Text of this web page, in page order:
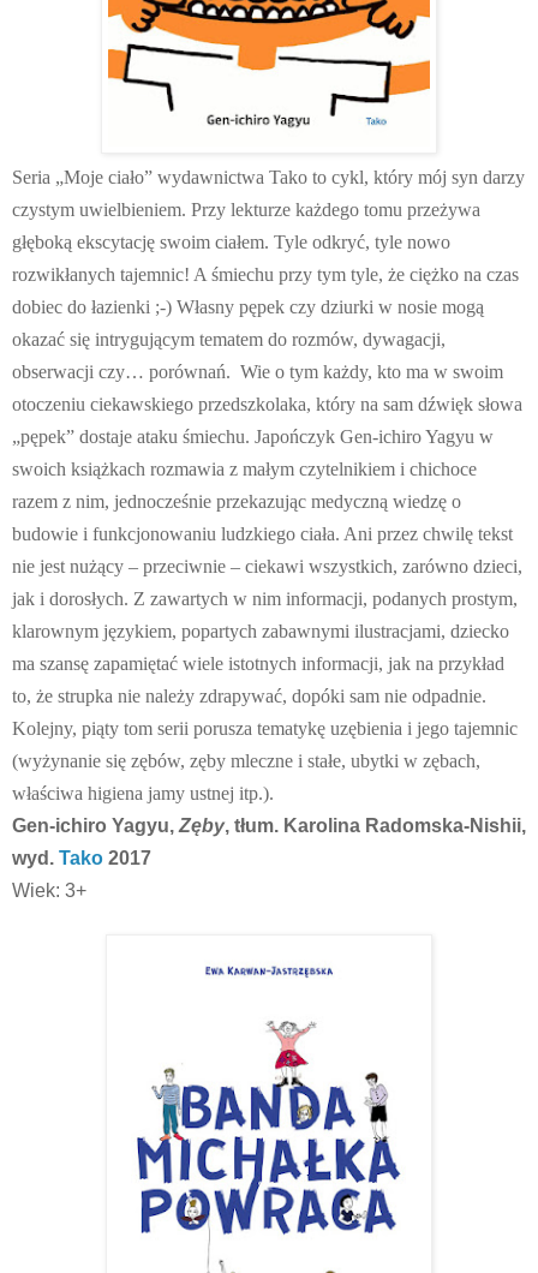
Seria „Moje ciało” wydawnictwa Tako to cykl, który mój syn darzy
czystym uwielbieniem. Przy lekturze każdego tomu przeżywa
głęboką ekscytację swoim ciałem. Tyle odkryć, tyle nowo
rozwikłanych tajemnic! A śmiechu przy tym tyle, że ciężko na czas
dobiec do łazienki ;-) Własny pępek czy dziurki w nosie mogą
okazać się intrygującym tematem do rozmów, dywagacji,
obserwacji czy… porównań. Wie o tym każdy, kto ma w swoim
otoczeniu ciekawskiego przedszkolaka, który na sam dźwięk słowa
„pępek” dostaje ataku śmiechu. Japończyk Gen-ichiro Yagyu w
swoich książkach rozmawia z małym czytelnikiem i chichoce
razem z nim, jednocześnie przekazując medyczną wiedzę o
budowie i funkcjonowaniu ludzkiego ciała. Ani przez chwilę tekst
nie jest nużący – przeciwnie – ciekawi wszystkich, zarówno dzieci,
jak i dorosłych. Z zawartych w nim informacji, podanych prostym,
klarownym językiem, popartych zabawnymi ilustracjami, dziecko
ma szansę zapamiętać wiele istotnych informacji, jak na przykład
to, że strupka nie należy zdrapywać, dopóki sam nie odpadnie.
Kolejny, piąty tom serii porusza tematykę uzębienia i jego tajemnic
(wyżynanie się zębów, zęby mleczne i stałe, ubytki w zębach,
właściwa higiena jamy ustnej itp.).
Gen-ichiro Yagyu, Zęby, tłum. Karolina Radomska-Nishii,
wyd. Tako 2017
Wiek: 3+